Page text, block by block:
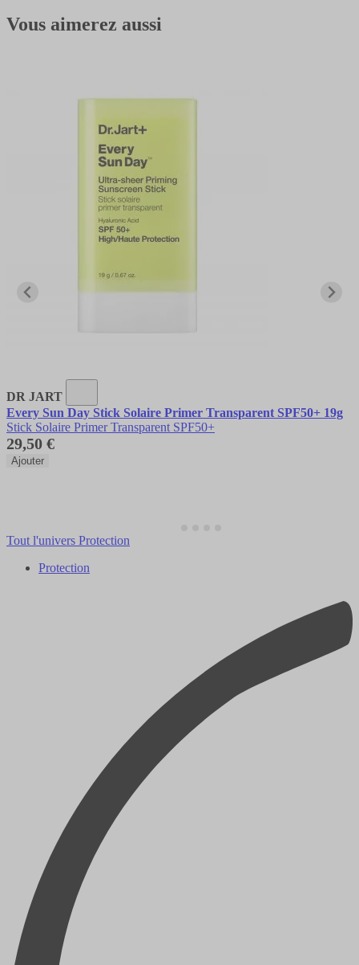
Vous aimerez aussi
DR JART
Every Sun Day Stick Solaire Primer Transparent SPF50+ 19g
Stick Solaire Primer Transparent SPF50+
29,50 €
Ajouter
Tout l'univers Protection
Protection